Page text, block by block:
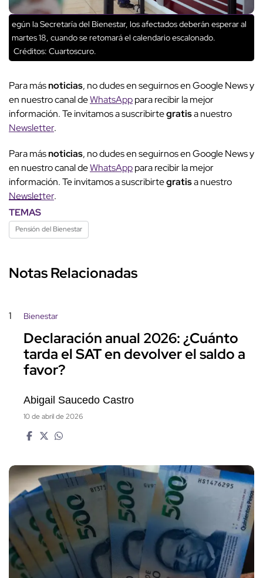
egún la Secretaría del Bienestar, los afectados deberán esperar al
martes 18, cuando se retomará el calendario escalonado.
Créditos: Cuartoscuro.
Para másnoticias, no dudes en seguirnos en Google News y
en nuestro canal deWhatsApppara recibir la mejor
información. Te invitamos a suscribirtegratisa nuestro
Newsletter.
Para másnoticias, no dudes en seguirnos en Google News y
en nuestro canal deWhatsApppara recibir la mejor
información. Te invitamos a suscribirtegratisa nuestro
Newsletter.
TEMAS
Pensión del Bienestar
Notas Relacionadas
1 Bienestar
Declaración anual 2026: ¿Cuánto
tarda el SAT en devolver el saldo a
favor?
Abigail Saucedo Castro
10 de abril de 2026